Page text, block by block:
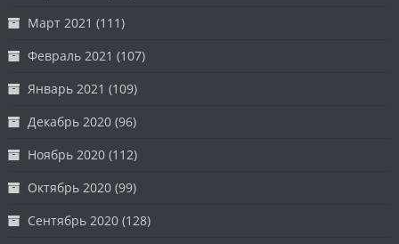
Март 2021 (111)
Февраль 2021 (107)
Январь 2021 (109)
Декабрь 2020 (96)
Ноябрь 2020 (112)
Октябрь 2020 (99)
Сентябрь 2020 (128)